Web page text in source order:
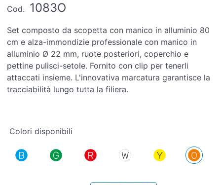
Cod. 1083O
Set composto da scopetta con manico in alluminio 80
cm e alza-immondizie professionale con manico in
alluminio Ø 22 mm, ruote posteriori, coperchio e
pettine pulisci-setole. Fornito con clip per tenerli
attaccati insieme. L'innovativa marcatura garantisce la
tracciabilità lungo tutta la filiera.
Colori disponibili